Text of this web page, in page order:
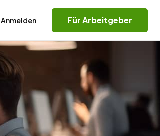
Anmelden Für Arbeitgeber